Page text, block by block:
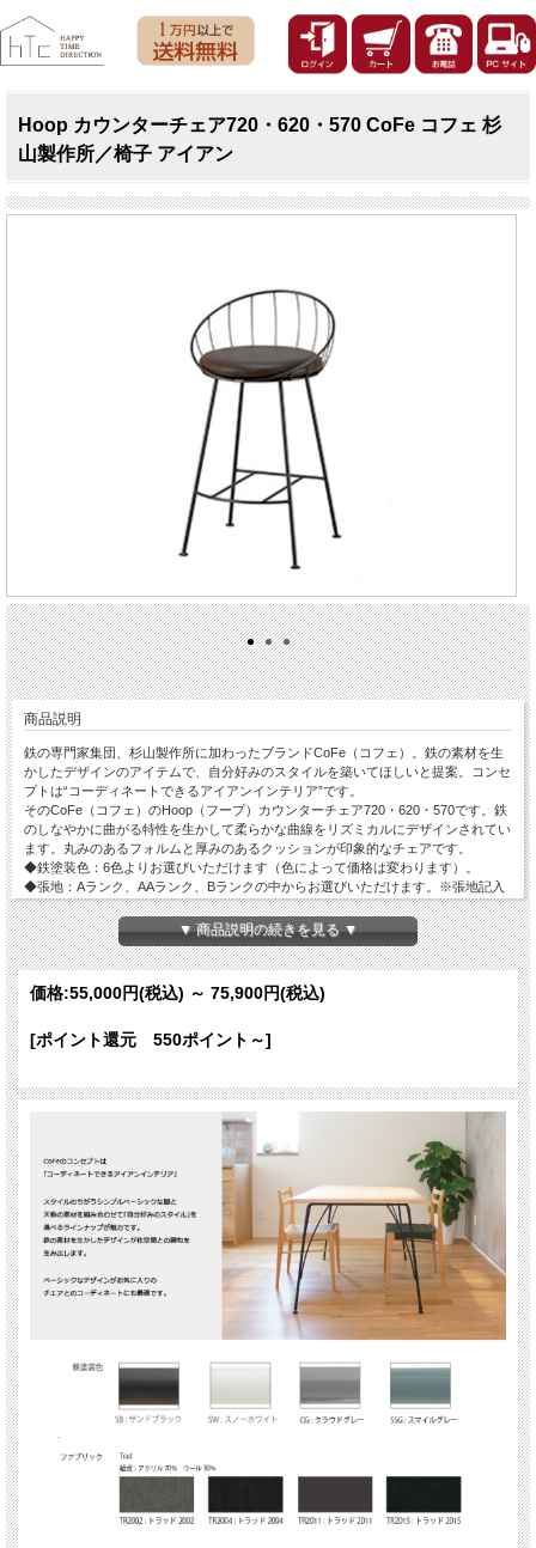
Hoop カウンターチェア720・620・570 CoFe コフェ 杉
山製作所／椅子 アイアン
商品説明
鉄の専門家集団、杉山製作所に加わったブランドCoFe（コフェ）。鉄の素材を生
かしたデザインのアイテムで、自分好みのスタイルを築いてほしいと提案。コンセ
プトは“コーディネートできるアイアンインテリア”です。
そのCoFe（コフェ）のHoop（フープ）カウンターチェア720・620・570です。鉄
のしなやかに曲がる特性を生かして柔らかな曲線をリズミカルにデザインされてい
ます。丸みのあるフォルムと厚みのあるクッションが印象的なチェアです。
◆鉄塗装色：6色よりお選びいただけます（色によって価格は変わります）。
◆張地：Aランク、AAランク、Bランクの中からお選びいただけます。※張地記入
欄に名称をご記入ください。
◆座面高（SH)：720mm・620mm・570mmからお選びいただけます（高さによっ
て価格は変わります）。※商品画像はSH620ｍｍです。
▼ 商品説明の続きを見る ▼
価格:55,000円(税込) ～ 75,900円(税込)
[ポイント還元 550ポイント～]